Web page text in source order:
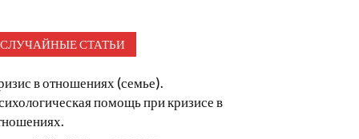
СЛУЧАЙНЫЕ СТАТЬИ
в отношениях (семье).
помощь при кризисе в